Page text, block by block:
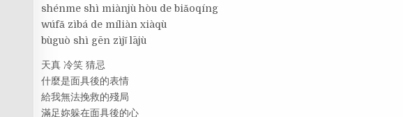
shénme shì miànjù hòu de biǎoqíng
wúfǎ zìbá de míliàn xiàqù
bùguò shì gēn zìjǐ lājù
天真 冷笑 猜忌
什麼是面具後的表情
給我無法挽救的殘局
滿足妳躲在面具後的心